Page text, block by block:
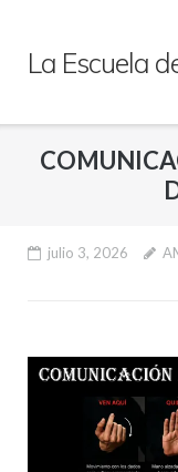
contenido
La Escuela
julio 3, 2026